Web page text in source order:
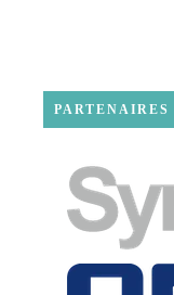
PARTENAIRES